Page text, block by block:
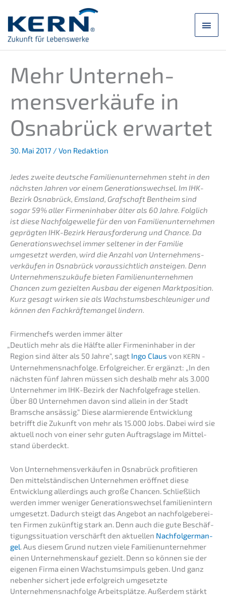
Inhalt
springen
Mehr Unter­neh­
mens­ver­käu­fe in
Osnabrück erwartet
30. Mai 2017 / Von Redaktion
Jedes zweite deutsche Famili­en­un­ter­neh­men steht in den
nächs­ten Jahren vor einem Generations­wechsel. Im IHK-
Bezirk Osnabrück, Emsland, Grafschaft Bentheim sind
sogar 59% aller Firmen­in­ha­ber älter als 60 Jahre. Folglich
ist diese Nachfol­ge­wel­le für den von Famili­en­un­ter­neh­men
gepräg­ten IHK-Bezirk Heraus­for­de­rung und Chance. Da
Generations­wechsel immer selte­ner in der Familie
umgesetzt werden, wird die Anzahl von Unter­neh­mens­
ver­käu­fen in Osnabrück voraus­sicht­lich anstei­gen. Denn
Unter­neh­mens­zu­käu­fe bieten Famili­en­un­ter­neh­men
Chancen zum geziel­ten Ausbau der eigenen Markt­po­si­ti­on.
Kurz gesagt wirken sie als Wachs­tums­be­schleu­ni­ger und
können den Fachkräf­te­man­gel lindern.
Firmen­chefs werden immer älter
„Deutlich mehr als die Hälfte aller Firmen­in­ha­ber in der
Region sind älter als 50 Jahre“, sagt Ingo Claus von KERN -
Unternehmens­nachfolge. Erfolg­rei­cher. Er ergänzt: „In den
nächs­ten fünf Jahren müssen sich deshalb mehr als 3.000
Unter­neh­mer im IHK-Bezirk der Nachfol­ge­fra­ge stellen.
Über 80 Unter­neh­men davon sind allein in der Stadt
Bramsche ansäs­sig.“ Diese alarmie­ren­de Entwick­lung
betrifft die Zukunft von mehr als 15.000 Jobs. Dabei wird sie
aktuell noch von einer sehr guten Auftrags­la­ge im Mittel­
stand überdeckt.
Von Unter­neh­mens­ver­käu­fen in Osnabrück profitieren
Den mittel­stän­di­schen Unter­neh­men eröff­net diese
Entwick­lung aller­dings auch große Chancen. Schließ­lich
werden immer weniger Generations­wechsel famili­en­in­tern
umgesetzt. Dadurch steigt das Angebot an nachfol­ge­be­rei­
ten Firmen zukünf­tig stark an. Denn auch die gute Beschäf­
ti­gungs­si­tua­ti­on verschärft den aktuel­len Nachfol­ger­man­
gel. Aus diesem Grund nutzen viele Famili­en­un­ter­neh­mer
einen Unter­nehmens­kauf gezielt. Denn so können sie der
eigenen Firma einen Wachs­tums­im­puls geben. Und ganz
neben­her sichert jede erfolg­reich umgesetz­te
Unternehmens­nachfolge Arbeits­plät­ze. Außer­dem stärkt